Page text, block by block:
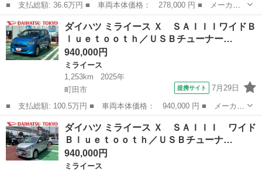
■ 支払総額: 36.6万円 ■ 車両本体価格： 278,000 円 ■ メーカー
名： ダイハツ ■ 車種名： ミライース ■ グレード名： Ｌ Ｓ
ＡＩＩＩ 衝突回避支援 パワーウィンドゥ アイドルストップ セ
キュリティ ...
東京 江東区 ミライース
ダイハツ ミライース Ｘ ＳＡＩＩＩワイドＢ
ｌｕｅｔｏｏｔｈ／ＵＳＢチューナー…
940,000円
ミライース
1,253km
2025年
町田市
提携サイト 7月29日
■ 支払総額: 100.5万円 ■ 車両本体価格： 940,000 円 ■ メーカー
名： ダイハツ ■ 車種名： ミライース ■ グレード名： Ｘ Ｓ
ＡＩＩＩワイドＢｌｕｅｔｏｏｔｈ／ＵＳＢチューナー装備 保証
新車保証・...
東京 町田市 ミライース
ダイハツ ミライース Ｘ ＳＡＩＩＩ ワイド
Ｂｌｕｅｔｏｏｔｈ／ＵＳＢチューナ…
940,000円
ミライース